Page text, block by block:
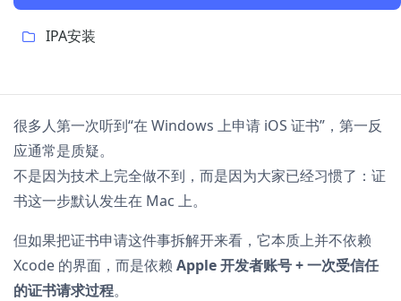
IPA安装
很多人第一次听到“在 Windows 上申请 iOS 证书”，第一反
应通常是质疑。
不是因为技术上完全做不到，而是因为大家已经习惯了：证
书这一步默认发生在 Mac 上。
但如果把证书申请这件事拆解开来看，它本质上并不依赖
Xcode 的界面，而是依赖 Apple 开发者账号 + 一次受信任
的证书请求过程。